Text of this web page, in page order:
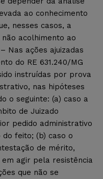
ao conhecimento
nesses casos, a
acolhimento ao
Nas ações ajuizadas
do RE 631.240/MG
instruídas por prova
nas hipóteses
o seguinte: (a) caso a
de Juizado
pedido administrativo
feito; (b) caso o
de mérito,
agir pela resistência
que não se